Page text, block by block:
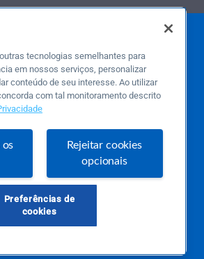
pelo conteúdo publicado por terceiros.
de Empreendedorismo do Brasil, a Comunidade
que se conecte com a realidade da sua empresa.
Sebrae/PR, em todos os momentos de sua vida
tecnologias semelhantes para
em nossos serviços, personalizar
conteúdo de seu interesse. Ao utilizar
com tal monitoramento descrito
Rejeitar cookies
opcionais
Preferências de
cookies